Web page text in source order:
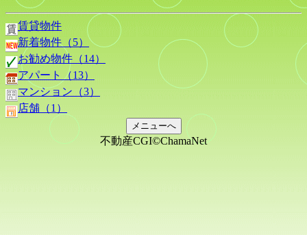
賃貸物件
新着物件（5）
お勧め物件（14）
アパート（13）
マンション（3）
店舗（1）
不動産CGI©ChamaNet